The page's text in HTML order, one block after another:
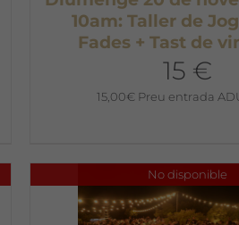
10am: Taller de
Fades + Tast de
15 €
15,00€ Preu entrada
No disponible